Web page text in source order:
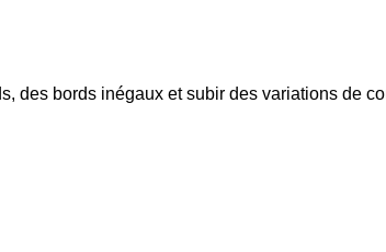
des bords inégaux et subir des variations de